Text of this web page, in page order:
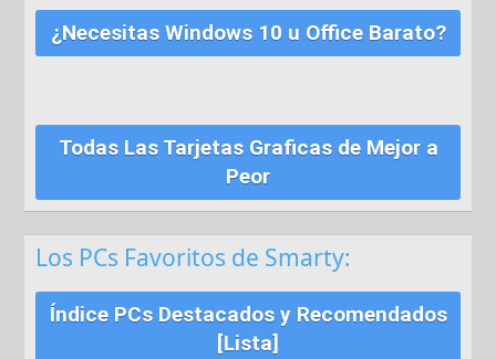
¿Necesitas Windows 10 u Office Barato?
Todas Las Tarjetas Graficas de Mejor a
Peor
Los PCs Favoritos de Smarty:
Índice PCs Destacados y Recomendados
[Lista]